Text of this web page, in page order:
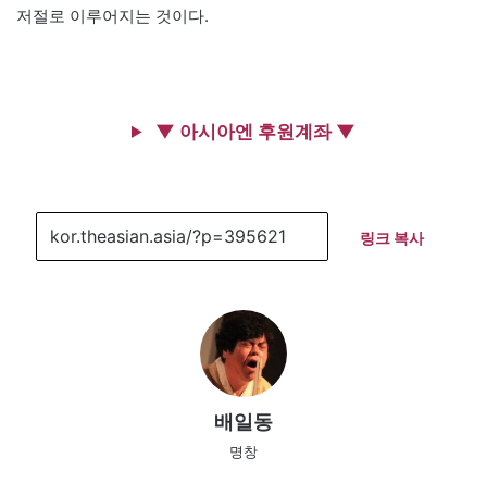
저절로 이루어지는 것이다.
▼ 아시아엔 후원계좌 ▼
링크 복사
배일동
명창